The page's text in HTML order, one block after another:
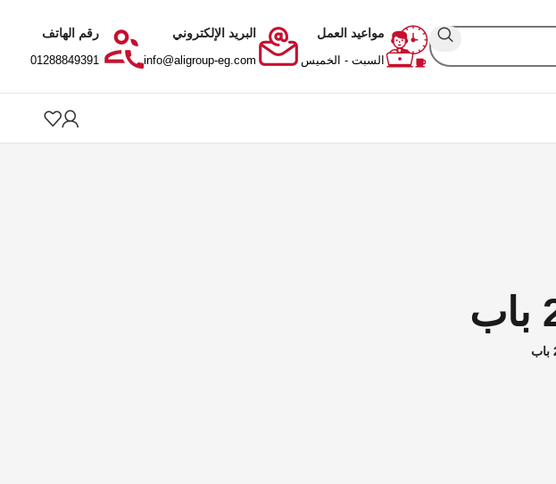
مواعيد العمل
السبت - الخميس
البريد الإلكتروني
info@aligroup-eg.com
رقم الهاتف
01288849391